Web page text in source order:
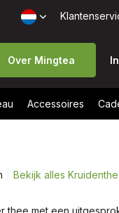
Over Mingtea
aanmaken
Accessoires
Bekijk alles
thee met een